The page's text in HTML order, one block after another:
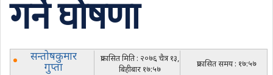
गर्ने घोषणा
सन्तोषकुमार
गुप्ता
प्रकासित मिति : २०७६ चैत्र १३,
बिहीबार १७:५७
प्रकासित समय : १७:५७